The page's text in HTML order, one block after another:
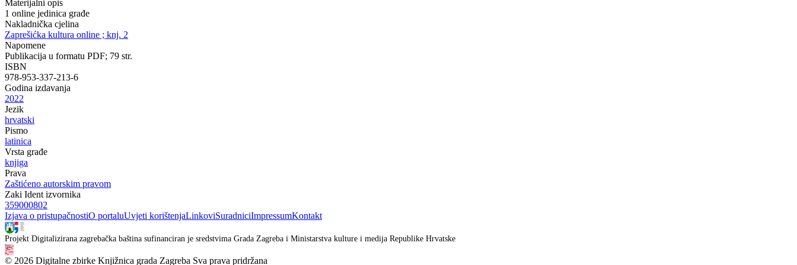
Materijalni opis
1 online jedinica građe
Nakladnička cjelina
Zaprešićka kultura online ; knj. 2
Napomene
Publikacija u formatu PDF; 79 str.
ISBN
978-953-337-213-6
Godina izdavanja
2022
Jezik
hrvatski
Pismo
latinica
Vrsta građe
knjiga
Prava
Zaštićeno autorskim pravom
Zaki Ident izvornika
359000802
Izjava o pristupačnostiO portaluUvjeti korištenjaLinkoviSuradniciImpressumKontakt
Projekt Digitalizirana zagrebačka baština sufinanciran je sredstvima Grada Zagreba i Ministarstva kulture i medija Republike Hrvatske
© 2026 Digitalne zbirke Knjižnica grada Zagreba Sva prava pridržana